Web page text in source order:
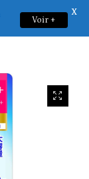
Rohto _ Skin Aqua Super Moisture UV Gel SPF50+PA++++ 140g
Voir +
X